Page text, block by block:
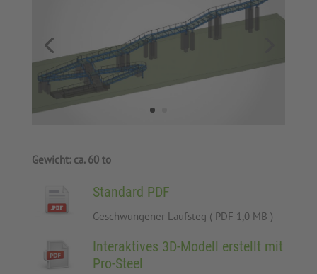
Gewicht: ca. 60 to
Standard PDF
Geschwungener Laufsteg ( PDF 1,0 MB )
Interaktives 3D-Modell erstellt mit
Pro-Steel